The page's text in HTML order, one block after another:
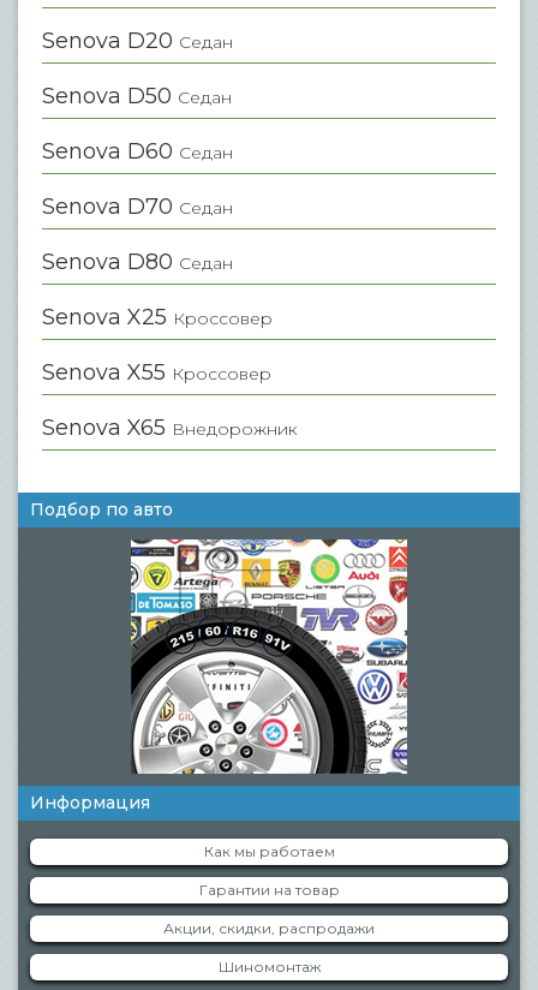
Senova D20 Седан
Senova D50 Седан
Senova D60 Седан
Senova D70 Седан
Senova D80 Седан
Senova X25 Кроссовер
Senova X55 Кроссовер
Senova X65 Внедорожник
Подбор по авто
Информация
Как мы работаем
Гарантии на товар
Акции, скидки, распродажи
Шиномонтаж